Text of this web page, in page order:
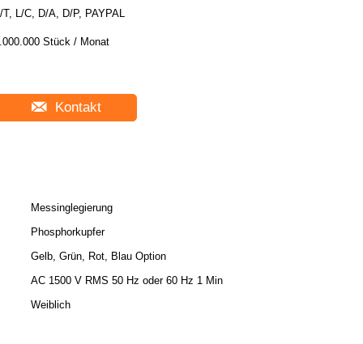
T, L/C, D/A, D/P, PAYPAL
Stück / Monat
Kontakt
Messinglegierung
Phosphorkupfer
Gelb, Grün, Rot, Blau Option
AC 1500 V RMS 50 Hz oder 60 Hz 1 Min
Weiblich